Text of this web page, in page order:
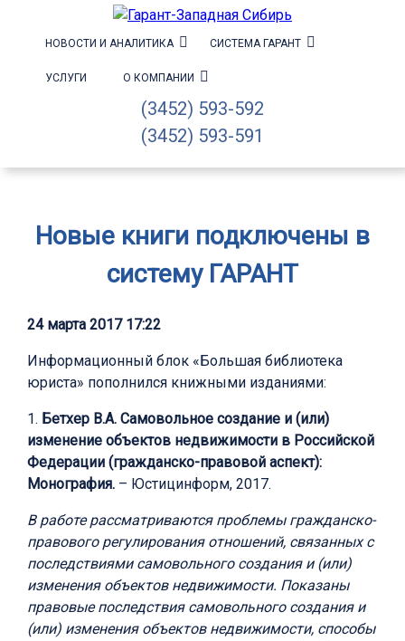
НОВОСТИ И АНАЛИТИКА СИСТЕМА ГАРАНТ
УСЛУГИ О КОМПАНИИ
(3452) 593-592
(3452) 593-591
Новые книги подключены в
систему ГАРАНТ
24 марта 2017 17:22
Информационный блок «Большая библиотека
юриста» пополнился книжными изданиями:
1. Бетхер В.А. Самовольное создание и (или)
изменение объектов недвижимости в Российской
Федерации (гражданско-правовой аспект):
Монография. – Юстицинформ, 2017.
В работе рассматриваются проблемы гражданско-
правового регулирования отношений, связанных с
последствиями самовольного создания и (или)
изменения объектов недвижимости. Показаны
правовые последствия самовольного создания и
(или) изменения объектов недвижимости, способы